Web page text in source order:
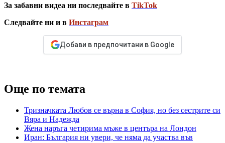
За забавни видеа ни последвайте в TikTok
Следвайте ни и в Инстаграм
Добави в предпочитани в Google
Още по темата
Тризначката Любов се върна в София, но без сестрите си
Вяра и Надежда
Жена наръга четирима мъже в центъра на Лондон
Иран: България ни увери, че няма да участва във